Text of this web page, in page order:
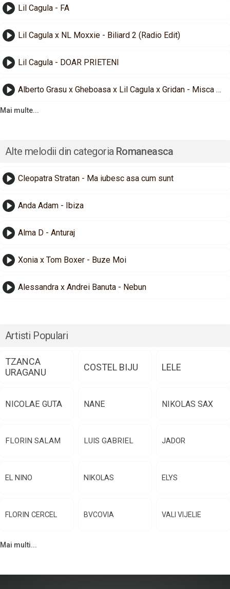
Lil Cagula - FA
Lil Cagula x NL Moxxie - Biliard 2 (Radio Edit)
Lil Cagula - DOAR PRIETENI
Alberto Grasu x Gheboasa x Lil Cagula x Gridan - Misca Balans (Radio Edit)
Mai multe...
Alte melodii din categoria Romaneasca
Cleopatra Stratan - Ma iubesc asa cum sunt
Anda Adam - Ibiza
Alma D - Anturaj
Xonia x Tom Boxer - Buze Moi
Alessandra x Andrei Banuta - Nebun
Artisti Populari
TZANCA
URAGANU
COSTEL BIJU LELE
NICOLAE GUTA NANE NIKOLAS SAX
FLORIN SALAM LUIS GABRIEL JADOR
EL NINO NIKOLAS ELYS
FLORIN CERCEL BVCOVIA VALI VIJELIE
Mai multi...